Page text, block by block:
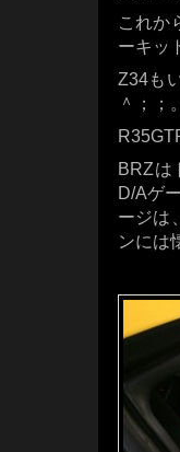
これか
ーキッ
Z34も
＾；；。
BRZは
D/Aゲ
ージは
ンには